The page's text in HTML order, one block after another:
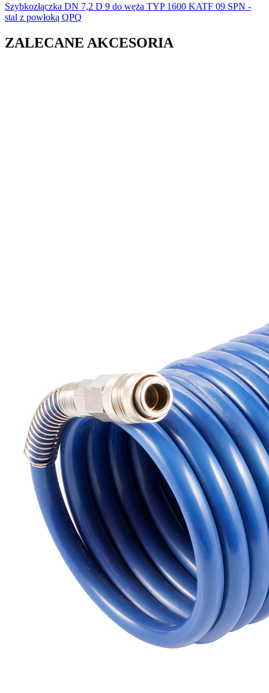
Szybkozłączka DN 7,2 D 9 do węża TYP 1600 KATF 09 SPN -
stal z powłoką QPQ
ZALECANE AKCESORIA